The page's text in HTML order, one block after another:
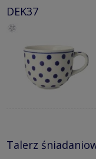
DEK37
Talerz